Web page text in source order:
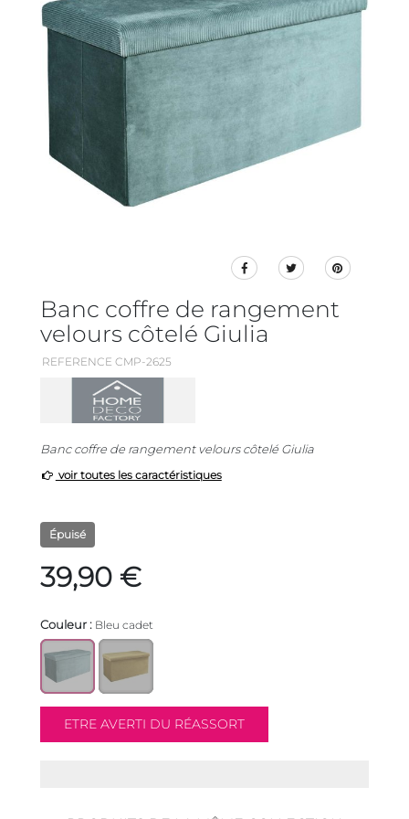
Banc coffre de rangement
velours côtelé Giulia
REFERENCE CMP-2625
Banc coffre de rangement velours côtelé Giulia
voir toutes les caractéristiques
Épuisé
39,90 €
Couleur : Bleu cadet